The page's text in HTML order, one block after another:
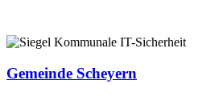
Gemeinde Scheyern